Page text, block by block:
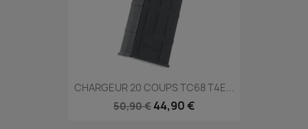
CHARGEUR 20 COUPS TC68 T4E...
50,90 € 44,90 €